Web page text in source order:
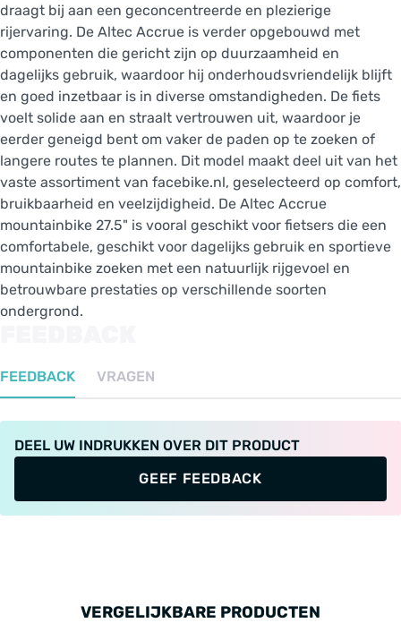
draagt bij aan een geconcentreerde en plezierige
rijervaring. De Altec Accrue is verder opgebouwd met
componenten die gericht zijn op duurzaamheid en
dagelijks gebruik, waardoor hij onderhoudsvriendelijk blijft
en goed inzetbaar is in diverse omstandigheden. De fiets
voelt solide aan en straalt vertrouwen uit, waardoor je
eerder geneigd bent om vaker de paden op te zoeken of
langere routes te plannen. Dit model maakt deel uit van het
vaste assortiment van facebike.nl, geselecteerd op comfort,
bruikbaarheid en veelzijdigheid. De Altec Accrue
mountainbike 27.5" is vooral geschikt voor fietsers die een
comfortabele, geschikt voor dagelijks gebruik en sportieve
mountainbike zoeken met een natuurlijk rijgevoel en
betrouwbare prestaties op verschillende soorten
ondergrond.
FEEDBACK VRAGEN
DEEL UW INDRUKKEN OVER DIT PRODUCT
GEEF FEEDBACK
VERGELIJKBARE PRODUCTEN